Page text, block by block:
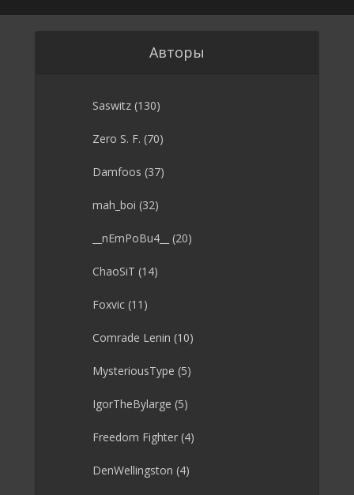
Авторы
Saswitz (130)
Zero S. F. (70)
Damfoos (37)
mah_boi (32)
__nEmPoBu4__ (20)
ChaoSiT (14)
Foxvic (11)
Comrade Lenin (10)
MysteriousType (5)
IgorTheBylarge (5)
Freedom Fighter (4)
DenWellingston (4)